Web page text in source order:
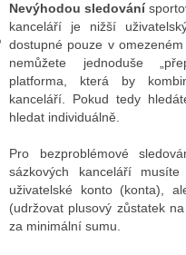
STARŠÍCH DISKUZÍ
Nevýhodou sledování
kanceláří je nižší
dostupné pouze v
nemůžete jednoduše
platforma, která by
kanceláří. Pokud tedy
hledat individuálně.
Pro bezproblémové
sázkových kanceláří
uživatelské konto (konta),
(udržovat plusový zůstatek
za minimální sumu.